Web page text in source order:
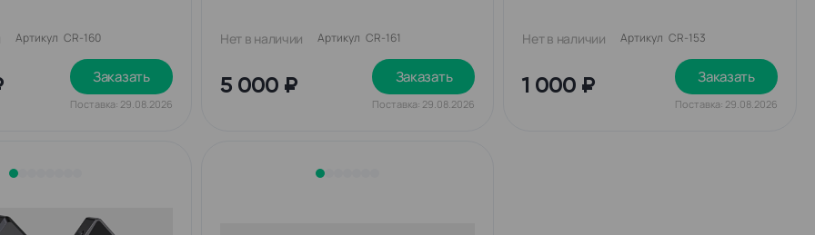
Артикул CR-160
Заказать
Поставка: 29.08.2026
Нет в наличии Артикул CR-161
5 000 ₽ Заказать
Поставка: 29.08.2026
Нет в наличии Артикул CR-153
1 000 ₽ Заказать
Поставка: 29.08.2026